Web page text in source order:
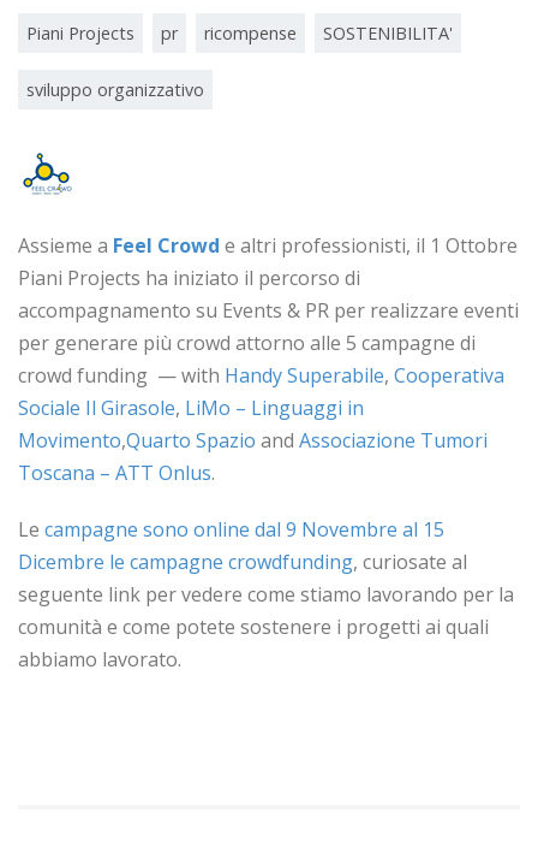
Piani Projects pr ricompense SOSTENIBILITA'
sviluppo organizzativo
Assieme a Feel Crowd e altri professionisti, il 1 Ottobre
Piani Projects ha iniziato il percorso di
accompagnamento su Events & PR per realizzare eventi
per generare più crowd attorno alle 5 campagne di
crowd funding — with HandySuperabile, Cooperativa
Sociale Il Girasole, LiMo – Linguaggi in
Movimento,Quarto Spazio and Associazione Tumori
Toscana – ATT Onlus.
Le campagne sono online dal 9 Novembre al 15
Dicembre le campagne crowdfunding, curiosate al
seguente link per vedere come stiamo lavorando per la
comunità e come potete sostenere i progetti ai quali
abbiamo lavorato.